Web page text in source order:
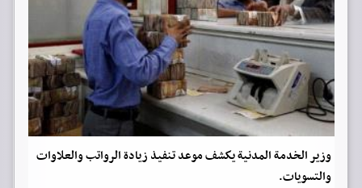
وزير الخدمة المدنية يكشف موعد تنفيذ زيادة الرواتب والعلاوات
والتسويات.